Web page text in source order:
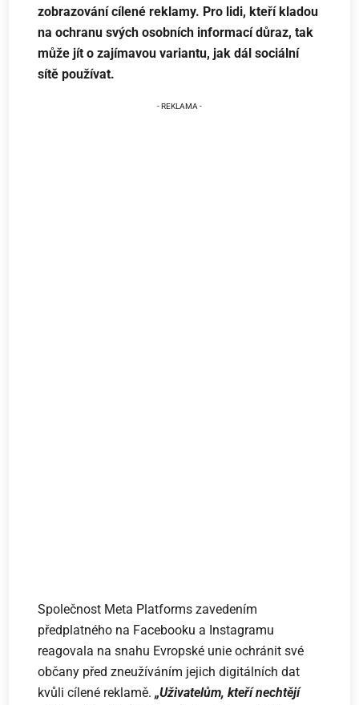
zobrazování cílené reklamy. Pro lidi, kteří kladou
na ochranu svých osobních informací důraz, tak
může jít o zajímavou variantu, jak dál sociální
sítě používat.
Společnost Meta Platforms zavedením
předplatného na Facebooku a Instagramu
reagovala na snahu Evropské unie ochránit své
občany před zneužíváním jejich digitálních dat
kvůli cílené reklamě. „Uživatelům, kteří nechtějí